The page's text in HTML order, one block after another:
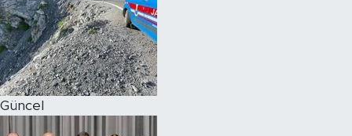
Güncel
Magazin
Özel Haber
Politika